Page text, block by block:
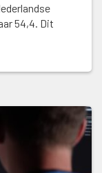
54,4. Dit